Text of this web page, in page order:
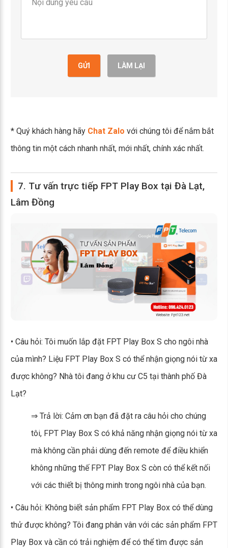
GỬI LÀM LẠI
* Quý khách hàng hãy Chat Zalo với chúng tôi để nắm bắt
thông tin một cách nhanh nhất, mới nhất, chính xác nhất.
7. Tư vấn trực tiếp FPT Play Box tại Đà Lạt,
Lâm Đồng
• Câu hỏi: Tôi muốn lắp đặt FPT Play Box S cho ngôi nhà
của mình? Liệu FPT Play Box S có thể nhận giọng nói từ xa
được không? Nhà tôi đang ở khu cư C5 tại thành phố Đà
Lạt?
⇒ Trả lời: Cảm ơn bạn đã đặt ra câu hỏi cho chúng
tôi, FPT Play Box S có khả năng nhận giọng nói từ xa
mà không cần phải dùng đến remote để điều khiển
không những thế FPT Play Box S còn có thể kết nối
với các thiết bị thông minh trong ngôi nhà của bạn.
• Câu hỏi: Không biết sản phẩm FPT Play Box có thể dùng
thử được không? Tôi đang phân vân với các sản phẩm FPT
Play Box và cần có trải nghiệm để có thể tìm được sản